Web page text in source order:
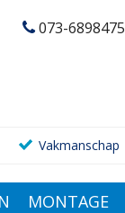
073-6898475
Vakmanschap
MONTAGE